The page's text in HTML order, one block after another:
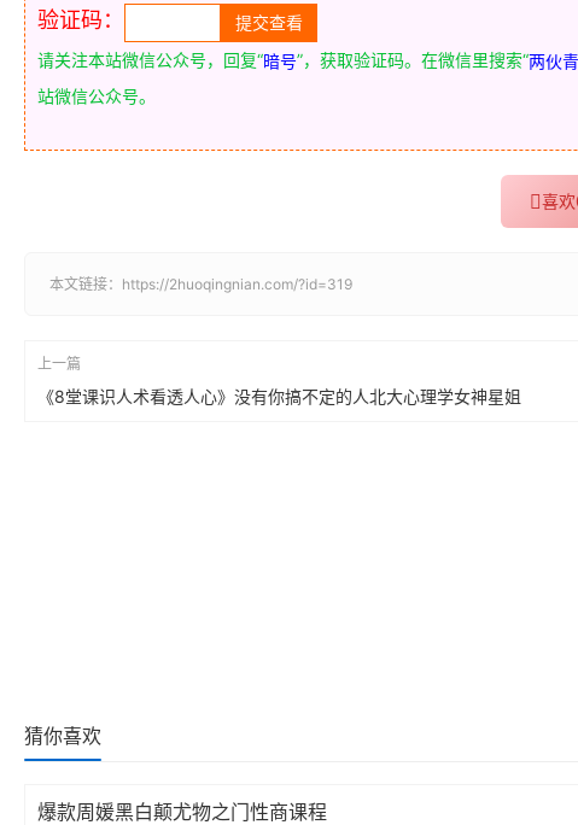
验证码：
请关注本站微信公众号，回复“暗号”，获取验证码。在微信里搜索“两伙
站微信公众号。
喜欢
本文链接： https://2huoqingnian.com/?id=319
上一篇
《8堂课识人术看透人心》没有你搞不定的人北大心理学女神星姐
猜你喜欢
爆款周媛黑白颠尤物之门性商课程